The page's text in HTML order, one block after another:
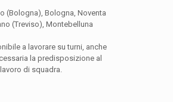
(Bologna), Bologna, Noventa
(Treviso), Montebelluna
a lavorare su turni, anche
la predisposizione al
di squadra.